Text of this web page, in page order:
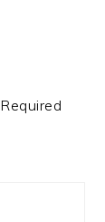
Required